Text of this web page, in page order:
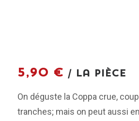
5,90 € / la pièce
On déguste la Coppa crue,
tranches; mais on peut aussi